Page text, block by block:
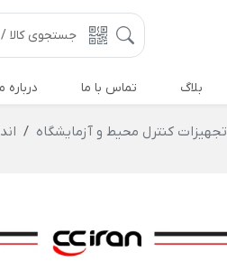
بلاگ تماس با ما درباره
تجهیزات کنترل محیط و آزمایشگاه